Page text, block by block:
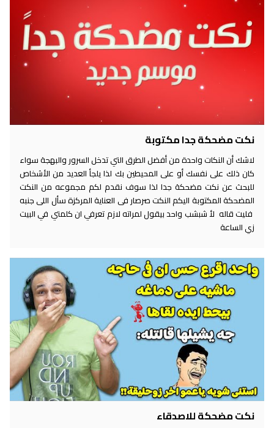
نكت مضحكة جدا مكتوبة
لاشك أن النكات واحدة من أفضل الطرق التي تدخل السرور والبهجة سواء
كان ذلك على نفسك أو على المحيطين بك لذا يلجأ العديد من الأشخاص
للبحث عن نكت مضحكة جدا لذا سوف نقدم لكم مجموعه من النكت
المضحكة المكتوبة اليكم النكت صرصار فى العناية المركزة سأل اللى جنبه
فليت قاله لأ شبشب واحد بيقول لمراته لازم تعرفي ان كلمتي في البيت
زي الساعة
نكت مضحكة للاصدقاء